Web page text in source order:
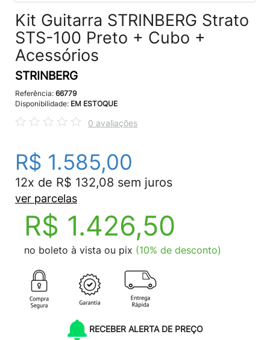
Kit Guitarra STRINBERG Strato
STS-100 Preto + Cubo +
Acessórios
STRINBERG
Referência: 66779
Disponibilidade: EM ESTOQUE
0 avaliações
R$ 1.585,00
12x de R$ 132,08 sem juros
ver parcelas
R$ 1.426,50
no boleto à vista ou pix (10% de desconto)
RECEBER ALERTA DE PREÇO